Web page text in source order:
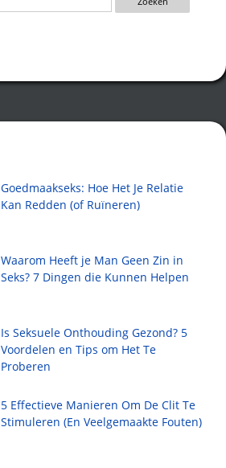
Goedmaakseks: Hoe Het Je Relatie
Kan Redden (of Ruïneren)
Waarom Heeft je Man Geen Zin in
Seks? 7 Dingen die Kunnen Helpen
Is Seksuele Onthouding Gezond? 5
Voordelen en Tips om Het Te
Proberen
5 Effectieve Manieren Om De Clit Te
Stimuleren (En Veelgemaakte Fouten)